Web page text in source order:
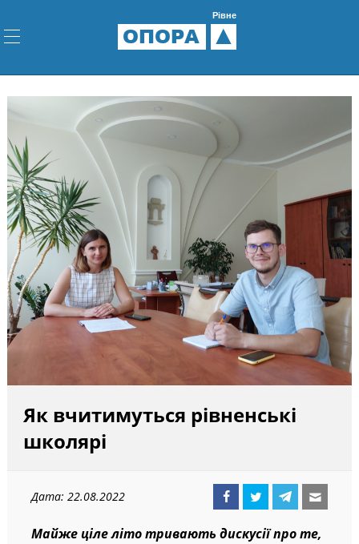
ОПОРА
Рівне
Як вчитимуться рівненські
школярі
Дата: 22.08.2022
Майже ціле літо тривають дискусії про те,